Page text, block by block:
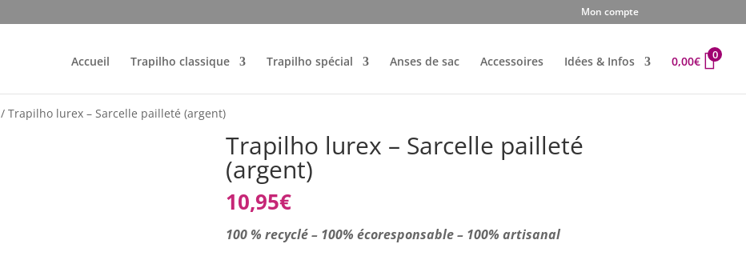
Mon compte
Accueil Trapilho classique Trapilho spécial Anses de sac Accessoires Idées & Infos 0,00€ 0
/ Trapilho lurex – Sarcelle pailleté (argent)
Trapilho lurex – Sarcelle pailleté
(argent)
10,95€
100 % recyclé – 100% écoresponsable – 100% artisanal